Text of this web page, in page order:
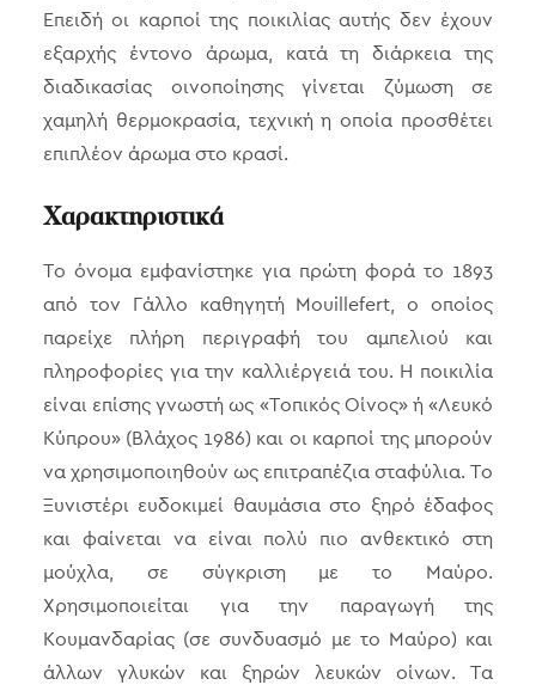
Επειδή οι καρποί της ποικιλίας αυτής δεν έχουν
εξαρχής έντονο άρωμα, κατά τη διάρκεια της
διαδικασίας οινοποίησης γίνεται ζύμωση σε
χαμηλή θερμοκρασία, τεχνική η οποία προσθέτει
επιπλέον άρωμα στο κρασί.
Χαρακτηριστικά
Το όνομα εμφανίστηκε για πρώτη φορά το 1893
από τον Γάλλο καθηγητή Mouillefert, ο οποίος
παρείχε πλήρη περιγραφή του αμπελιού και
πληροφορίες για την καλλιέργειά του. Η ποικιλία
είναι επίσης γνωστή ως «Τοπικός Οίνος» ή «Λευκό
Κύπρου» (Βλάχος 1986) και οι καρποί της μπορούν
να χρησιμοποιηθούν ως επιτραπέζια σταφύλια. Το
Ξυνιστέρι ευδοκιμεί θαυμάσια στο ξηρό έδαφος
και φαίνεται να είναι πολύ πιο ανθεκτικό στη
μούχλα, σε σύγκριση με το Μαύρο.
Χρησιμοποιείται για την παραγωγή της
Κουμανδαρίας (σε συνδυασμό με το Μαύρο) και
άλλων γλυκών και ξηρών λευκών οίνων. Τα